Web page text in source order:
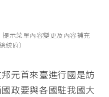
示菜單內容變更及內容補充
統府）
元首來臺進行國是訪
政要與各國駐我國大